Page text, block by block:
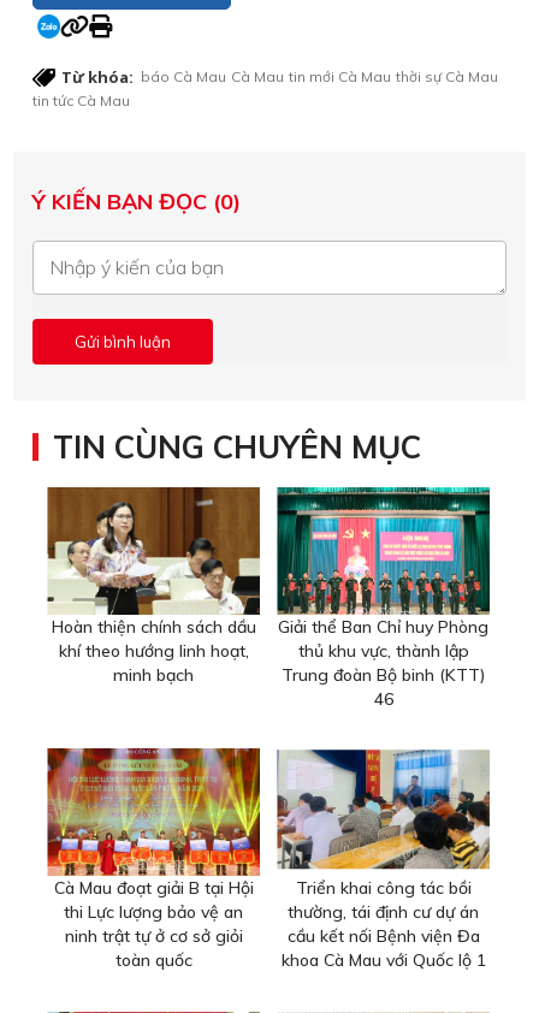
Từ khóa: báo Cà Mau Cà Mau tin mới Cà Mau thời sự Cà Mau
tin tức Cà Mau
Ý KIẾN BẠN ĐỌC (0)
TIN CÙNG CHUYÊN MỤC
Hoàn thiện chính sách dầu
khí theo hướng linh hoạt,
minh bạch
Giải thể Ban Chỉ huy Phòng
thủ khu vực, thành lập
Trung đoàn Bộ binh (KTT)
46
Cà Mau đoạt giải B tại Hội
thi Lực lượng bảo vệ an
ninh trật tự ở cơ sở giỏi
toàn quốc
Triển khai công tác bồi
thường, tái định cư dự án
cầu kết nối Bệnh viện Đa
khoa Cà Mau với Quốc lộ 1